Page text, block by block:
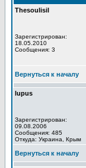
Thesoulisil
Зарегистрирован:
18.05.2010
Сообщения: 3
Вернуться к началу
lupus
Зарегистрирован:
09.08.2006
Сообщения: 485
Откуда: Украина, Крым
Вернуться к началу